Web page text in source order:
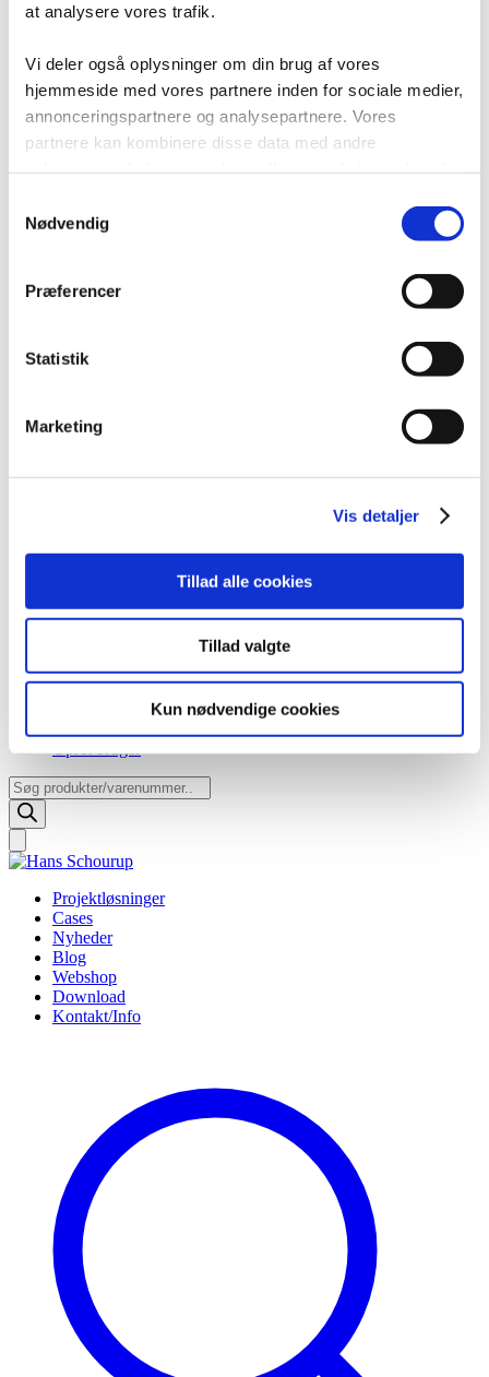
at analysere vores trafik.
Vi deler også oplysninger om din brug af vores
hjemmeside med vores partnere inden for sociale medier,
annonceringspartnere og analysepartnere. Vores
partnere kan kombinere disse data med andre
Nødvendig
Præferencer
Statistik
Marketing
Vis detaljer
Tillad alle cookies
Tillad valgte
Kun nødvendige cookies
Login
Products
search
Projektløsninger
Cases
Nyheder
Blog
Webshop
Download
Kontakt/Info